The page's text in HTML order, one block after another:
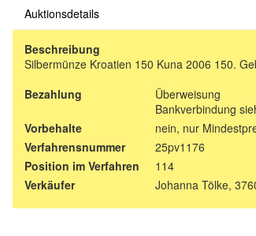
Auktionsdetails
Beschreibung
Silbermünze Kroatien 150 Kuna 2006 150.
Bezahlung
Überweisung
Bankverbindung
Vorbehalte
nein, nur
Verfahrensnummer
25pv1176
Position im Verfahren
114
Verkäufer
Johanna Tölke,